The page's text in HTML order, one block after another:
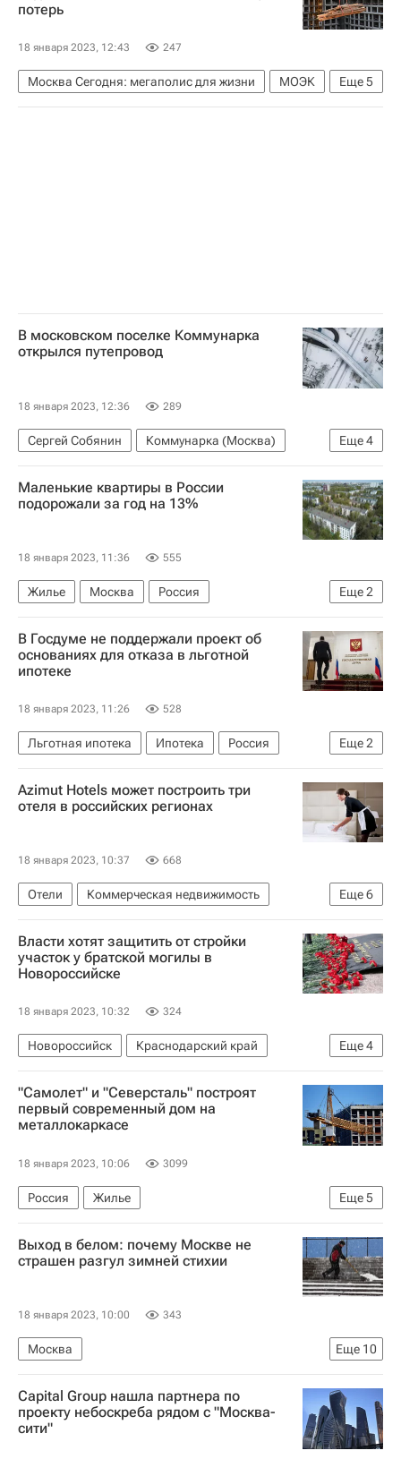
Российская академия наук
Инфраструктура
Реконструкция
потерь
18 января 2023, 12:43 247
Еще5
Москва Сегодня: мегаполис для жизни
МОЭК
Москва
Газпром
В московском поселке Коммунарка
открылся путепровод
18 января 2023, 12:36 289
Еще4
Сергей Собянин
Коммунарка (Москва)
Москва
Новая Москва
Дороги
Инфраструктура
Маленькие квартиры в России
подорожали за год на 13%
18 января 2023, 11:36 555
Еще2
Жилье Москва
Россия
Санкт-Петербург
Цены
В Госдуме не поддержали проект об
основаниях для отказа в льготной
ипотеке
18 января 2023, 11:26 528
Еще2
Льготная ипотека Ипотека
Россия
Госдума РФ
Центральный Банк РФ (ЦБ РФ)
Azimut Hotels может построить три
отеля в российских регионах
18 января 2023, 10:37 668
Еще6
Отели
Коммерческая недвижимость
Сортавала
Москва
Тырныауз
Гостиницы
Инфраструктура
Строительство
Власти хотят защитить от стройки
участок у братской могилы в
Новороссийске
18 января 2023, 10:32 324
Еще4
Новороссийск
Краснодарский край
Россия
Следственный комитет России (СК РФ)
Строительство
"Самолет" и "Северсталь" построят
первый современный дом на
металлокаркасе
18 января 2023, 10:06 3099
Еще5
Россия
Жилье
Министерство строительства и жилищно-коммунального хозяйства РФ (Минстрой России)
Московская область (Подмосковье)
Северсталь (металлургическая компания)
Выход в белом: почему Москве не
страшен разгул зимней стихии
18 января 2023, 10:00 343
Еще 10
Москва
Москва Сегодня: мегаполис для жизни
Комплекс городского хозяйства Москвы
Городское хозяйство Москвы
Capital Group нашла партнера по
проекту небоскреба рядом с "Москва-
сити"